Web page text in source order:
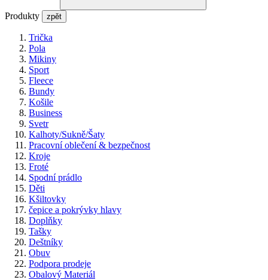
Produkty zpět
Trička
Pola
Mikiny
Sport
Fleece
Bundy
Košile
Business
Svetr
Kalhoty/Sukně/Šaty
Pracovní oblečení & bezpečnost
Kroje
Froté
Spodní prádlo
Děti
Kšiltovky
čepice a pokrývky hlavy
Doplňky
Tašky
Deštníky
Obuv
Podpora prodeje
Obalový Materiál